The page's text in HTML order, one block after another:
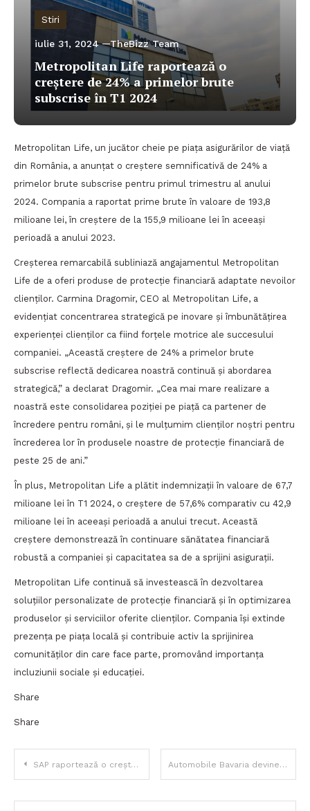
Stiri
iulie 31, 2024 TheBizz Team
Metropolitan Life raportează o
creștere de 24% a primelor brute
subscrise în T1 2024
Metropolitan Life, un jucător cheie pe piața asigurărilor de viață
din România, a anunțat o creștere semnificativă de 24% a
primelor brute subscrise pentru primul trimestru al anului
2024. Compania a raportat prime brute în valoare de 193,8
milioane lei, în creștere de la 155,9 milioane lei în aceeași
perioadă a anului 2023.
Creșterea remarcabilă subliniază angajamentul Metropolitan
Life de a oferi produse de protecție financiară adaptate nevoilor
clienților. Carmina Dragomir, CEO al Metropolitan Life, a
evidențiat concentrarea strategică pe inovare și îmbunătățirea
experienței clienților ca fiind forțele motrice ale succesului
companiei. „Această creștere de 24% a primelor brute
subscrise reflectă dedicarea noastră continuă și abordarea
strategică,” a declarat Dragomir. „Cea mai mare realizare a
noastră este consolidarea poziției pe piață ca partener de
încredere pentru români, și le mulțumim clienților noștri pentru
încrederea lor în produsele noastre de protecție financiară de
peste 25 de ani.”
În plus, Metropolitan Life a plătit indemnizații în valoare de 67,7
milioane lei în T1 2024, o creștere de 57,6% comparativ cu 42,9
milioane lei în aceeași perioadă a anului trecut. Această
creștere demonstrează în continuare sănătatea financiară
robustă a companiei și capacitatea sa de a sprijini asigurații.
Metropolitan Life continuă să investească în dezvoltarea
soluțiilor personalizate de protecție financiară și în optimizarea
produselor și serviciilor oferite clienților. Compania își extinde
prezența pe piața locală și contribuie activ la sprijinirea
comunităților din care face parte, promovând importanța
incluziunii sociale și educației.
Share
Share
Navigare
în
SAP raportează o creștere de 25% a veniturilor din cloud la 4,15 miliarde de euro, datorită Business AI Automobile Bavaria devine primul dealer autorizat Rolls-Royce din România după 120 de ani